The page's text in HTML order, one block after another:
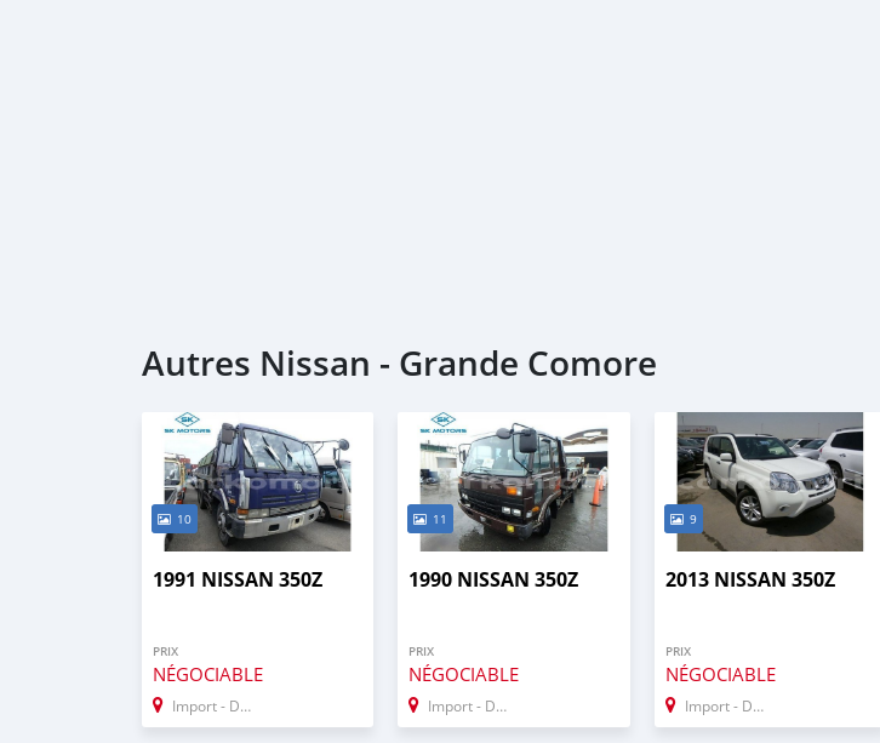
Autres Nissan - Grande Comore
10
1991 NISSAN 350Z
PRIX
NÉGOCIABLE
Import - Dubai
11
1990 NISSAN 350Z
PRIX
NÉGOCIABLE
Import - Dubai
9
2013 NISSAN 350Z
PRIX
NÉGOCIABLE
Import - Dubai